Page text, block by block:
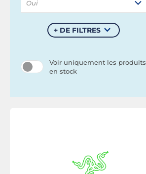
Oui
+ DE FILTRES
Voir uniquement les produits
en stock